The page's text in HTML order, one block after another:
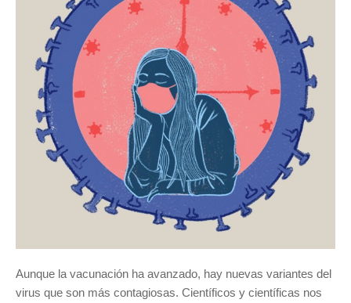
Aunque la vacunación ha avanzado, hay nuevas variantes del
virus que son más contagiosas. Científicos y científicas nos